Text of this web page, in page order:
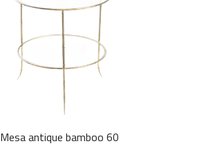
Mesa antique bamboo 60